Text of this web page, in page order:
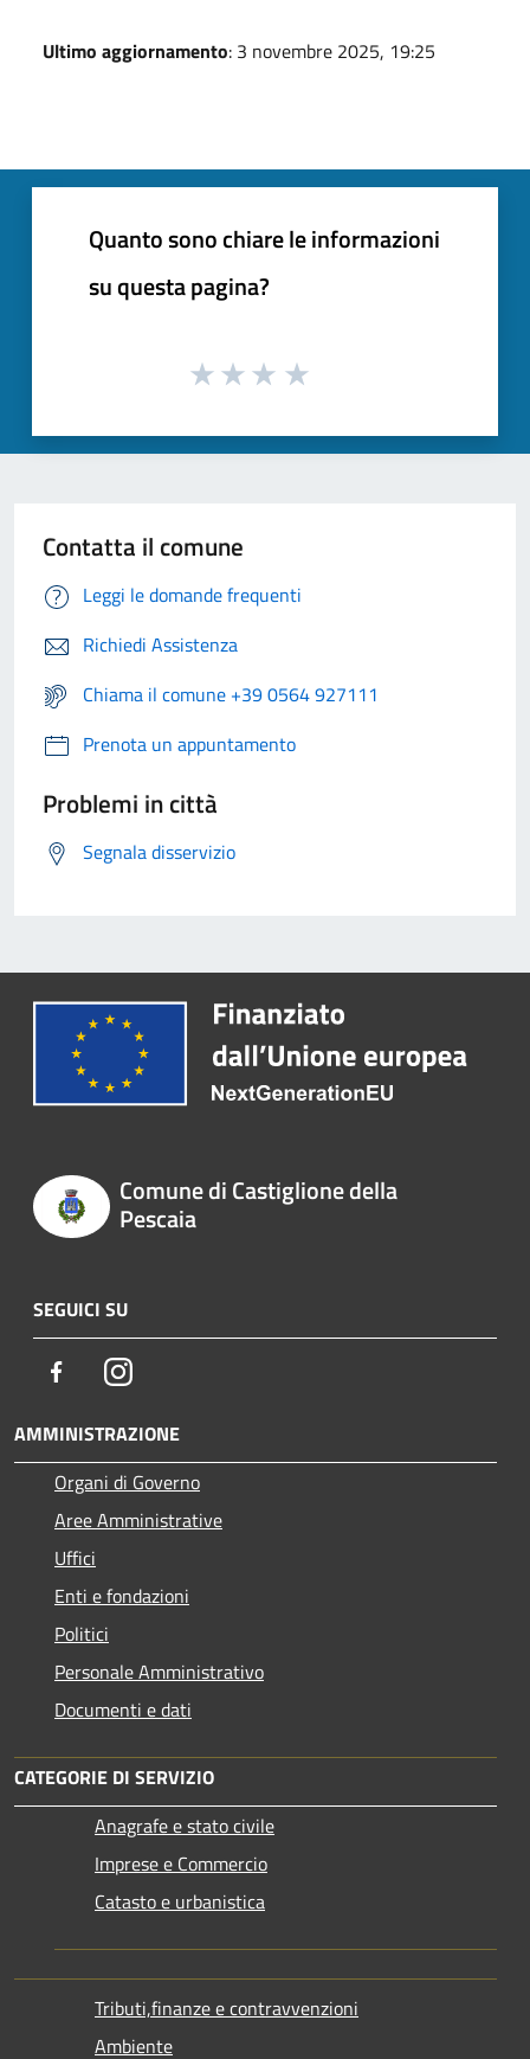
Ultimo aggiornamento: 3 novembre 2025, 19:25
Quanto sono chiare le informazioni
su questa pagina?
Contatta il comune
Leggi le domande frequenti
Richiedi Assistenza
Chiama il comune +39 0564 927111
Prenota un appuntamento
Problemi in città
Segnala disservizio
Comune di Castiglione della
Pescaia
SEGUICI SU
FacebookInstagram
AMMINISTRAZIONE
Organi di Governo
Aree Amministrative
Uffici
Enti e fondazioni
Politici
Personale Amministrativo
Documenti e dati
CATEGORIE DI SERVIZIO
Anagrafe e stato civile
Imprese e Commercio
Catasto e urbanistica
Tributi,finanze e contravvenzioni
Ambiente